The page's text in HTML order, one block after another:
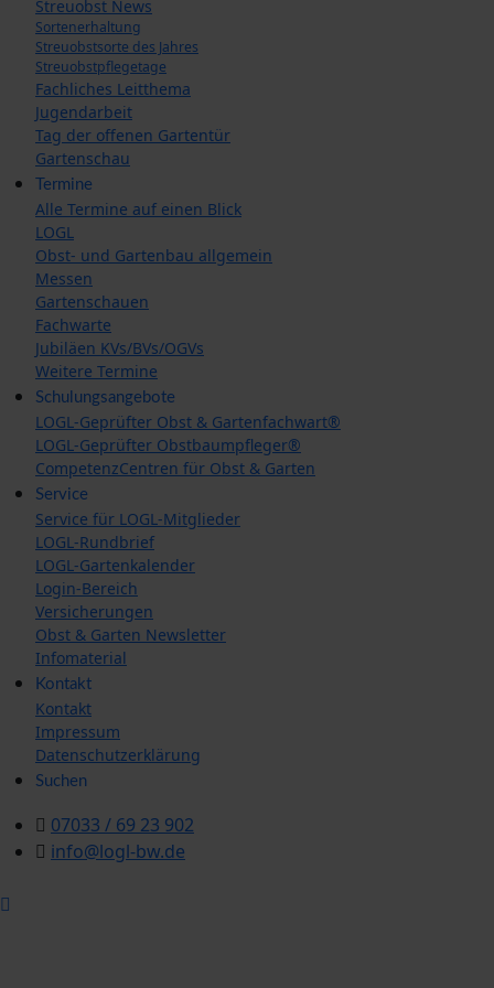
Streuobst News
Sortenerhaltung
Streuobstsorte des Jahres
Streuobstpflegetage
Fachliches Leitthema
Jugendarbeit
Tag der offenen Gartentür
Gartenschau
Termine
Alle Termine auf einen Blick
LOGL
Obst- und Gartenbau allgemein
Messen
Gartenschauen
Fachwarte
Jubiläen KVs/BVs/OGVs
Weitere Termine
Schulungsangebote
LOGL-Geprüfter Obst & Gartenfachwart®
LOGL-Geprüfter Obstbaumpfleger®
CompetenzCentren für Obst & Garten
Service
Service für LOGL-Mitglieder
LOGL-Rundbrief
LOGL-Gartenkalender
Login-Bereich
Versicherungen
Obst & Garten Newsletter
Infomaterial
Kontakt
Kontakt
Impressum
Datenschutzerklärung
Suchen
07033 / 69 23 902
info@logl-bw.de